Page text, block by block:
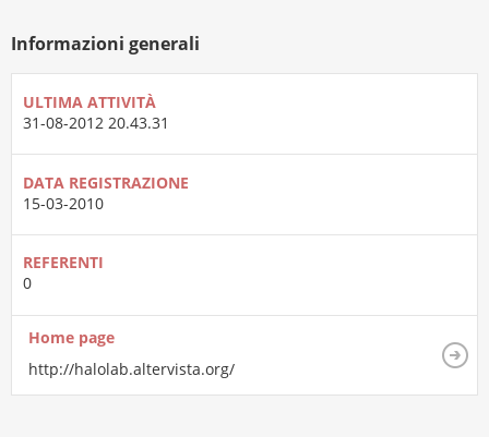
Informazioni generali
ULTIMA ATTIVITÀ
31-08-2012 20.43.31
DATA REGISTRAZIONE
15-03-2010
REFERENTI
0
Home page
http://halolab.altervista.org/